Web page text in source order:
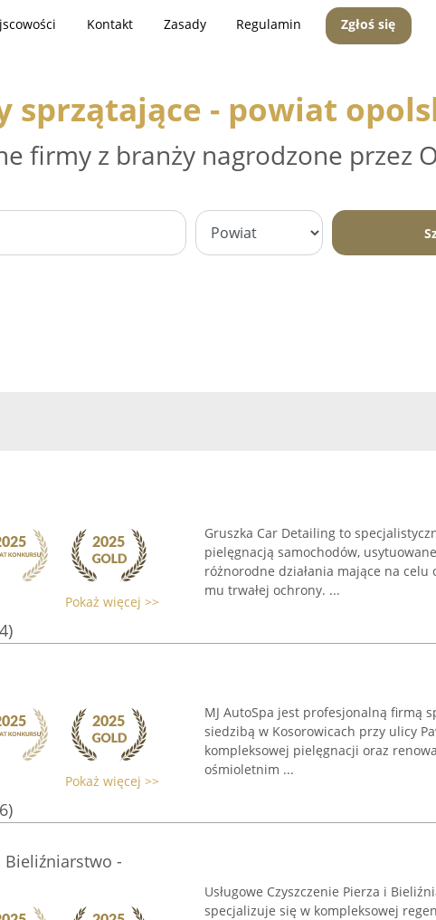
Kontakt Zasady Regulamin Zgłoś się
sprzątające - powiat
firmy z branży nagrodzone przez
Pokaż więcej >>
Gruszka Car Detailing to
pielęgnacją samochodów,
różnorodne działania mające na
mu trwałej ochrony. ...
Pokaż więcej >>
MJ AutoSpa jest profesjonalną firmą
siedzibą w Kosorowicach przy ulicy
kompleksowej pielęgnacji oraz
ośmioletnim ...
Bieliźniarstwo -
Usługowe Czyszczenie Pierza i
specjalizuje się w kompleksowej